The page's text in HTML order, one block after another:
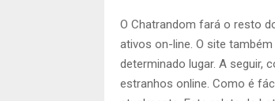
O Chatrandom fará o resto
ativos on-line. O site
determinado lugar. A seguir,
estranhos online. Como é